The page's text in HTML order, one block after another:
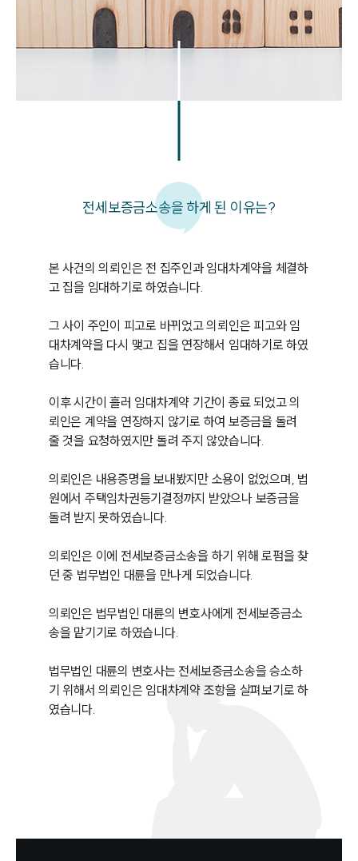
전세보증금소송을 하게 된 이유는?
본 사건의 의뢰인은 전 집주인과 임대차계약을 체결하
고 집을 임대하기로 하였습니다.
그 사이 주인이 피고로 바뀌었고 의뢰인은 피고와 임
대차계약을 다시 맺고 집을 연장해서 임대하기로 하였
습니다.
이후 시간이 흘러 임대차계약 기간이 종료 되었고 의
뢰인은 계약을 연장하지 않기로 하여 보증금을 돌려
줄 것을 요청하였지만 돌려 주지 않았습니다.
의뢰인은 내용증명을 보내봤지만 소용이 없었으며, 법
원에서 주택임차권등기결정까지 받았으나 보증금을
돌려 받지 못하였습니다.
의뢰인은 이에 전세보증금소송을 하기 위해 로펌을 찾
던 중 법무법인 대륜을 만나게 되었습니다.
의뢰인은 법무법인 대륜의 변호사에게 전세보증금소
송을 맡기기로 하였습니다.
법무법인 대륜의 변호사는 전세보증금소송을 승소하
기 위해서 의뢰인은 임대차계약 조항을 살펴보기로 하
였습니다.